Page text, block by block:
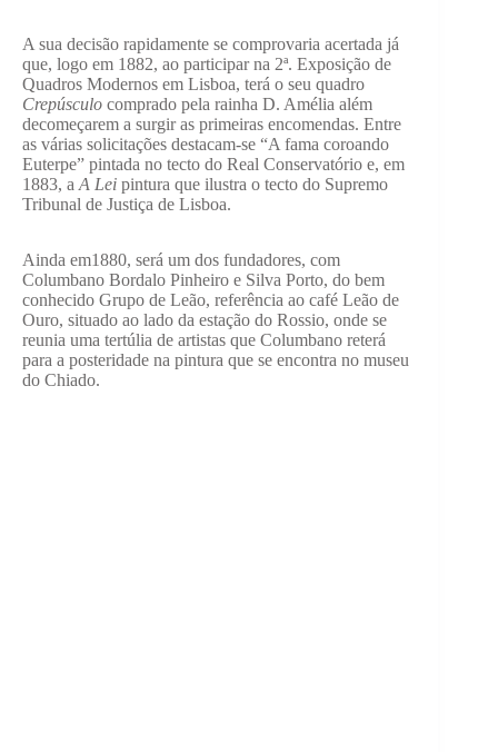
A sua decisão rapidamente se comprovaria acertada já
que, logo em 1882, ao participar na 2ª. Exposição de
Quadros Modernos em Lisboa, terá o seu quadro
Crepúsculo comprado pela rainha D. Amélia além
decomeçarem a surgir as primeiras encomendas. Entre
as várias solicitações destacam-se “A fama coroando
Euterpe” pintada no tecto do Real Conservatório e, em
1883, a A Lei pintura que ilustra o tecto do Supremo
Tribunal de Justiça de Lisboa.
Ainda em1880, será um dos fundadores, com
Columbano Bordalo Pinheiro e Silva Porto, do bem
conhecido Grupo de Leão, referência ao café Leão de
Ouro, situado ao lado da estação do Rossio, onde se
reunia uma tertúlia de artistas que Columbano reterá
para a posteridade na pintura que se encontra no museu
do Chiado.